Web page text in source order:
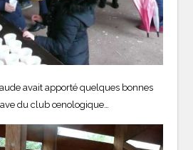
avait apporté quelques bonnes
du club œnologique…